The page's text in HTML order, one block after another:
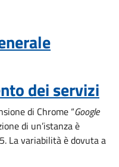
dei servizi
di Chrome “Google
di un’istanza è
La variabilità è dovuta a